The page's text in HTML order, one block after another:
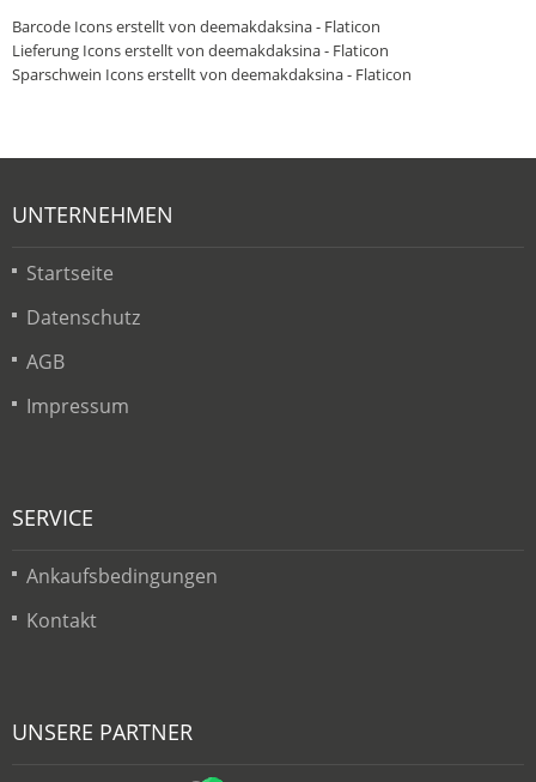
Barcode Icons erstellt von deemakdaksina - Flaticon
Lieferung Icons erstellt von deemakdaksina - Flaticon
Sparschwein Icons erstellt von deemakdaksina - Flaticon
UNTERNEHMEN
Startseite
Datenschutz
AGB
Impressum
SERVICE
Ankaufsbedingungen
Kontakt
UNSERE PARTNER